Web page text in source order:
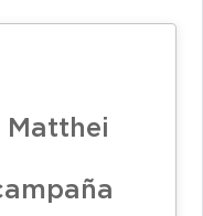
Matthei